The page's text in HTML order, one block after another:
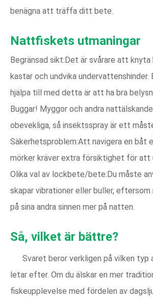
benägna att träffa ditt bete.
Nattfiskets utmaningar
Begränsad sikt:Det är svårare att knyta
kastar och undvika undervattenshinder.
hjälpa till med detta är att ha bra
Buggar! Myggor och andra
obevekliga, så insektsspray är ett
Säkerhetsproblem:Att navigera en båt
mörker kräver extra försiktighet för att
Olika val av lockbete/bete:Du måste
skapar vibrationer eller buller, eftersom
på sina andra sinnen mer på natten.
Så, vilket är bättre?
Svaret beror verkligen på vilken typ
letar efter. Om du älskar en mer
fiskeupplevelse med fördelen av